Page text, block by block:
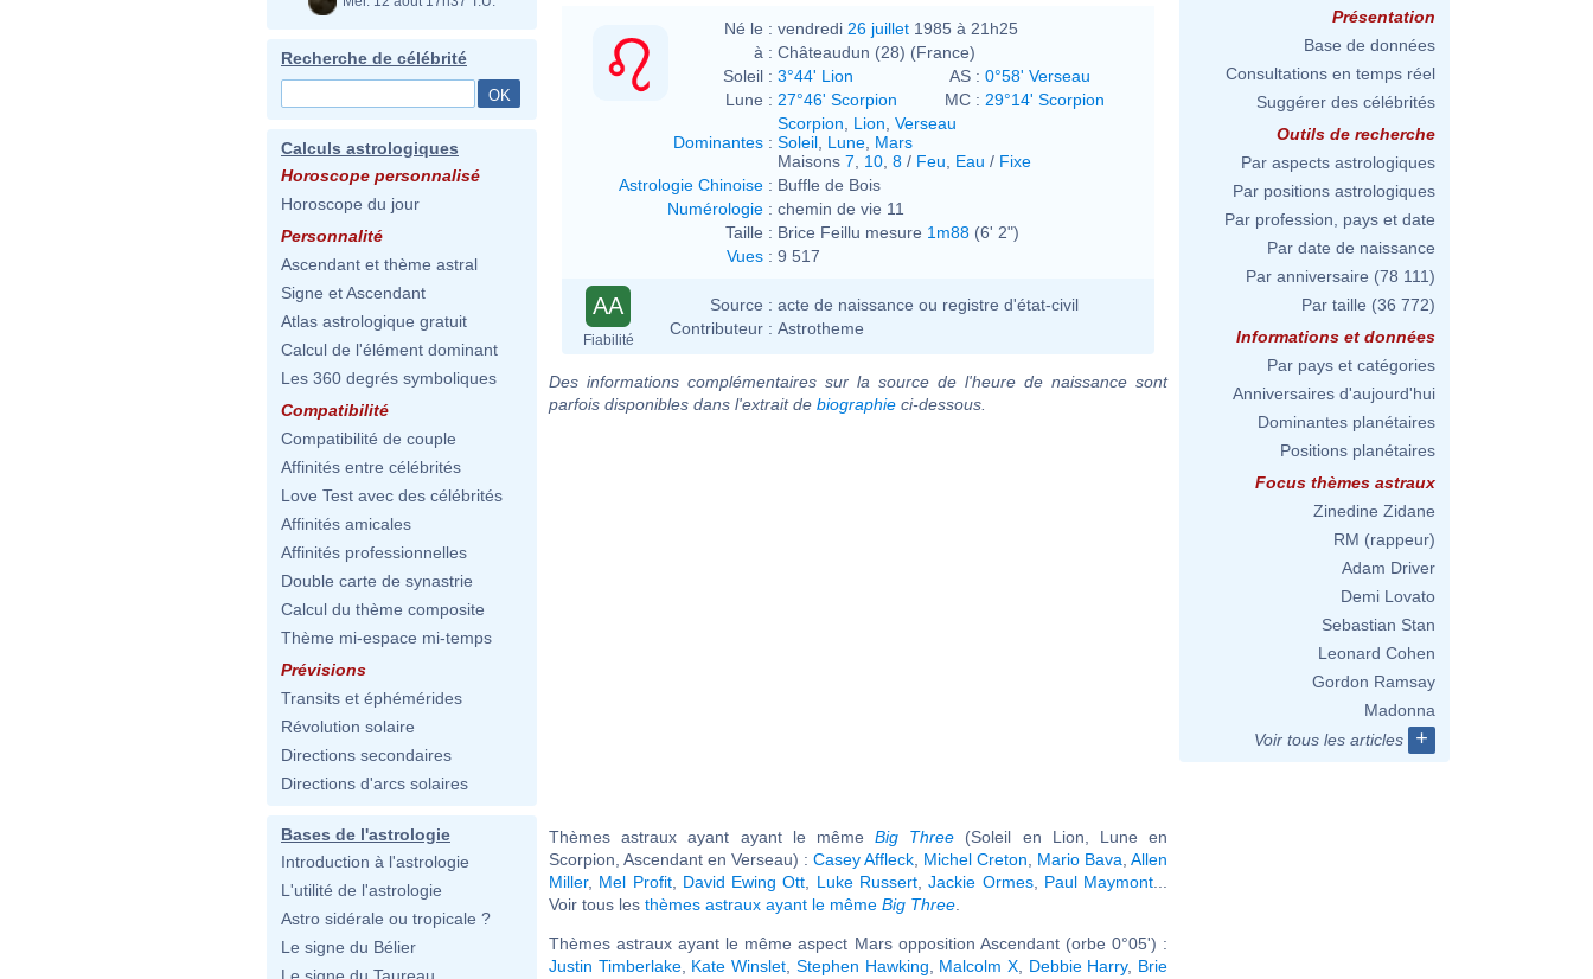
Recherche de célébrité
Calculs astrologiques
Horoscope personnalisé
Horoscope du jour
Personnalité
Ascendant et thème astral
Signe et Ascendant
Atlas astrologique gratuit
Calcul de l'élément dominant
Les 360 degrés symboliques
Compatibilité
Compatibilité de couple
Affinités entre célébrités
Love Test avec des célébrités
Affinités amicales
Affinités professionnelles
Double carte de synastrie
Calcul du thème composite
Thème mi-espace mi-temps
Prévisions
Transits et éphémérides
Révolution solaire
Directions secondaires
Directions d'arcs solaires
Bases de l'astrologie
Introduction à l'astrologie
L'utilité de l'astrologie
Astro sidérale ou tropicale ?
Le signe du Bélier
Né le : vendredi 26 juillet 1985 à 21h25
à : Châteaudun (28) (France)
Soleil : 3°44' Lion AS : 0°58' Verseau
Lune : 27°46' Scorpion MC : 29°14' Scorpion
Dominantes :
Scorpion Lion Verseau
Soleil Lune Mars
Maisons 7 10 8 / Feu Eau / Fixe
Astrologie Chinoise : Buffle de Bois
Numérologie : chemin de vie 11
Taille : Brice Feillu mesure 1m88 (6' 2")
Vues : 9 517
AA
Fiabilité
Source : acte de naissance ou registre d'état-civil
Contributeur : Astrotheme
Des informations complémentaires sur la source de l'heure de naissance sont
parfois disponibles dans l'extrait de biographie ci-dessous.
Thèmes astraux ayant ayant le même Big Three (Soleil en Lion, Lune en
Scorpion, Ascendant en Verseau) : Casey Affleck Michel Creton Mario Bava Allen
Miller, Mel Profit, David Ewing Ott Luke Russert,Jackie Ormes, Paul Maymont
Voir tous les thèmes astraux ayant le même Big Three
Thèmes astraux ayant le même aspect Mars opposition Ascendant (orbe 0°05') :
Justin Timberlake, Kate Winslet Stephen Hawking Malcolm X, Debbie Harry, Brie
Présentation
Base de données
Consultations en temps réel
Suggérer des célébrités
Outils de recherche
Par aspects astrologiques
Par positions astrologiques
Par profession, pays et date
Par date de naissance
Par anniversaire (78 111)
Par taille (36 772)
Informations et données
Par pays et catégories
Anniversaires d'aujourd'hui
Dominantes planétaires
Positions planétaires
Focus thèmes astraux
Zinedine Zidane
RM (rappeur)
Adam Driver
Demi Lovato
Sebastian Stan
Leonard Cohen
Gordon Ramsay
Madonna
Voir tous les articles
+